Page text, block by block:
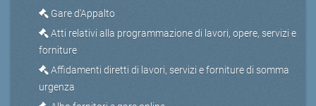
Gare d'Appalto
Atti relativi alla programmazione di lavori, opere, servizi e
forniture
Affidamenti diretti di lavori, servizi e forniture di somma
urgenza